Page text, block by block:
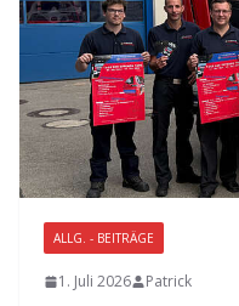
ALLG. - BEITRÄGE
1. Juli 2026 Patrick